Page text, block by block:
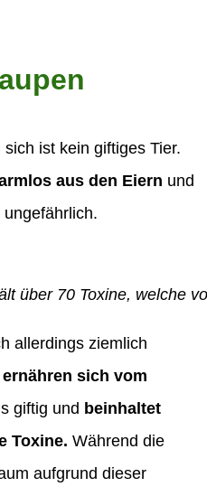
ist kein giftiges Tier.
aus den Eiern und
über 70 Toxine, welche
allerdings ziemlich
ernähren sich vom
giftig und beinhaltet
Toxine. Während die
aufgrund dieser